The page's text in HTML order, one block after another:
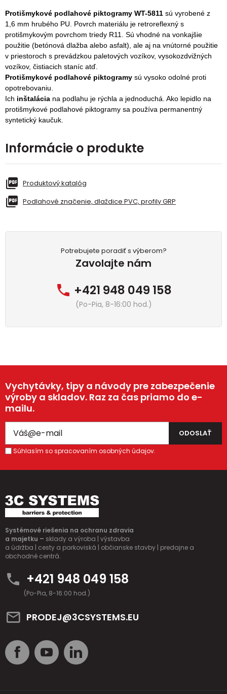
Protišmykové podlahové piktogramy WT-5811 sú vyrobené z
1,6 mm hrubého PU. Povrch materiálu je retroreflexný s
protišmykovým povrchom triedy R11. Sú vhodné na vonkajšie
použitie (betónová dlažba alebo asfalt), ale aj na vnútorné použitie
v priestoroch s prevádzkou paletových vozíkov, vysokozdvižných
vozíkov, čistiacich staníc atď.
Protišmykové podlahové piktogramy sú vysoko odolné proti
opotrebovaniu.
Ich inštalácia na podlahu je rýchla a jednoduchá. Ako lepidlo na
protišmykové podlahové piktogramy sa používa permanentný
syntetický kaučuk.
Informácie o produkte
Produktový katalóg
Podlahové značenie, dlaždice PVC, profily GRP
Potrebujete poradiť s výberom?
Zavolajte nám
+421 948 049 158
(Po-Pia, 8-16:00 hod.)
Vychytávky, tipy a návody pre zabezpečenie
výroby a skladov. Raz za čas priamo do e-
mailu.
Súhlasím so spracovaním osobných údajov.
Systémové riešenia na ochranu zdravia
a majetku – sklady a výroba | výstavba
a údržba | cesty a parkoviská | občianske stavby | predajne a
obchodné centrá.
+421 948 049 158
(Po-Pia, 8-16:00 hod.)
PRODEJ@3CSYSTEMS.EU